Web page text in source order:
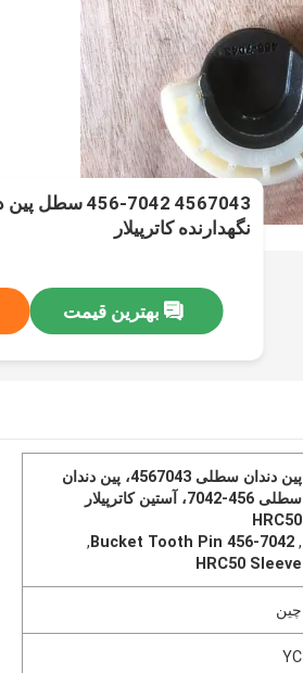
4567043 456-
نگهدارنده کاترپیلار
بهترین قیمت
پین دندان سطلی 4567043، پین دندان
سطلی 456-7042، آستین کاترپیلار
HRC50
,
456-7042 Bucket Tooth Pin
,
HRC50 Sleeve
چین
YC